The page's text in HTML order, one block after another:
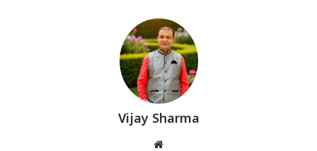
Vijay Sharma